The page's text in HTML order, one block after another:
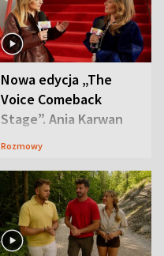
Nowa edycja „The
Voice Comeback
Stage”. Ania Karwan
zapowiada
Rozmowy